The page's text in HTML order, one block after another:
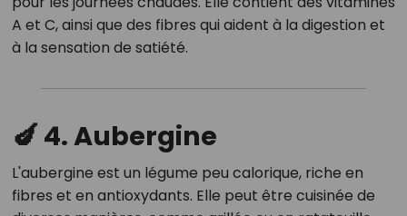
A et C, ainsi que des fibres qui aident à la digestion et
à la sensation de satiété.
🍆 4. Aubergine
L'aubergine est un légume peu calorique, riche en
fibres et en antioxydants. Elle peut être cuisinée de